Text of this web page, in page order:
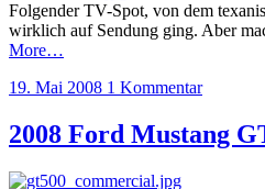
Folgender TV-Spot, von dem
wirklich auf Sendung ging. Aber
More…
19. Mai 2008 1 Kommentar
2008 Ford Mustang